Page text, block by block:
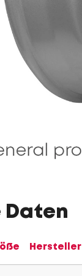
Daten
Hersteller